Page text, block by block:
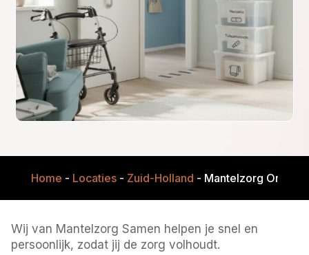
Home - Locaties- Zuid-Holland - Mantelzorg
Wij van Mantelzorg Samen helpen je snel en
persoonlijk, zodat jij de zorg volhoudt.